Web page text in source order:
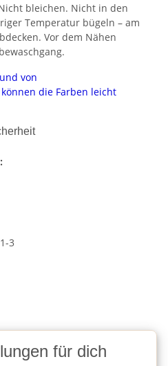
bleichen. Nicht in den
Temperatur bügeln – am
Vor dem Nähen
von
die Farben leicht
3
für dich